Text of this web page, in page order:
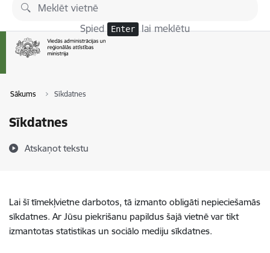
Pāriet uz lapas saturu
Spied Enter lai meklētu
Sākums Sīkdatnes
Sīkdatnes
Atskaņot tekstu
Lai šī tīmekļvietne darbotos, tā izmanto obligāti nepieciešamās
sīkdatnes. Ar Jūsu piekrišanu papildus šajā vietnē var tikt
izmantotas statistikas un sociālo mediju sīkdatnes.